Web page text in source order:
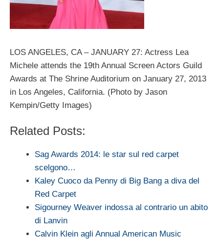
LOS ANGELES, CA – JANUARY 27: Actress Lea
Michele attends the 19th Annual Screen Actors Guild
Awards at The Shrine Auditorium on January 27, 2013
in Los Angeles, California. (Photo by Jason
Kempin/Getty Images)
Related Posts:
Sag Awards 2014: le star sul red carpet
scelgono…
Kaley Cuoco da Penny di Big Bang a diva del
Red Carpet
Sigourney Weaver indossa al contrario un abito
di Lanvin
Calvin Klein agli Annual American Music